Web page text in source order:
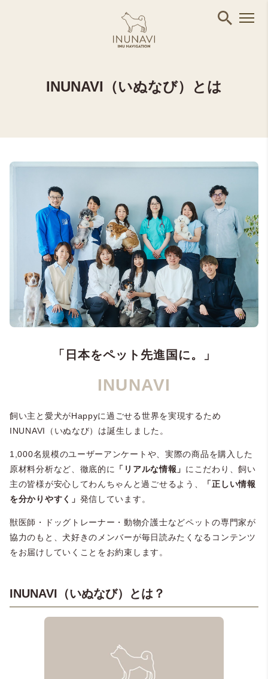
INUNAVI（いぬなび）とは
「日本をペット先進国に。」
INUNAVI
飼い主と愛犬がHappyに過ごせる世界を実現するため
INUNAVI（ いぬなび）は誕生しました。
1,000名規模のユーザーアンケートや、 実際の商品を購入した
原材料分析など、徹底的に 「 リアルな情報」 にこだわり、飼い
主の皆様が安心してわんちゃんと過ごせるよう、
「正しい情報
を分かりやすく」 発信しています。
獣医師・ドッグトレーナー・動物介護士などペットの専門家が
協力のもと、犬好きのメンバーが毎日読みたくなるコンテンツ
をお届けしていくことをお約束します。
INUNAVI（いぬなび）とは？